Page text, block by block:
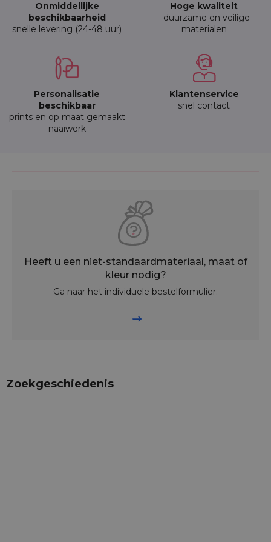
Onmiddellijke
beschikbaarheid
snelle levering (24-48 uur)
Hoge kwaliteit
- duurzame en veilige
materialen
Personalisatie
beschikbaar
prints en op maat gemaakt
naaiwerk
Klantenservice
snel contact
Heeft u een niet-standaardmateriaal, maat of
kleur nodig?
Ga naar het individuele bestelformulier.
Zoekgeschiedenis